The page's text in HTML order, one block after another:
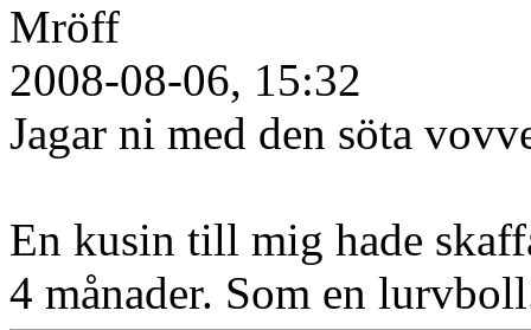
Mröff
2008-08-06, 15:32
Jagar ni med den söta
En kusin till mig hade
4 månader. Som en